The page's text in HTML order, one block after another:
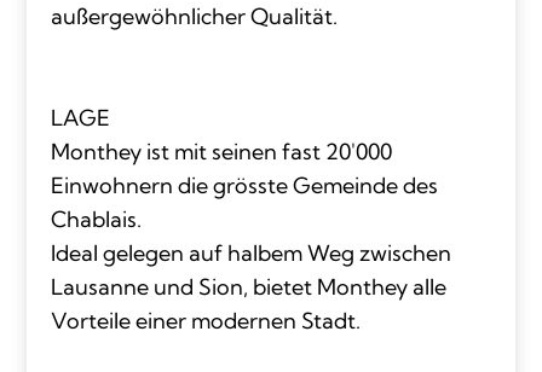
außergewöhnlicher Qualität.
LAGE
Monthey ist mit seinen fast 20'000
Einwohnern die grösste Gemeinde des
Chablais.
Ideal gelegen auf halbem Weg zwischen
Lausanne und Sion, bietet Monthey alle
Vorteile einer modernen Stadt.